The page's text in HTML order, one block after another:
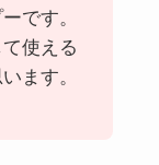
です。
使える
ます。